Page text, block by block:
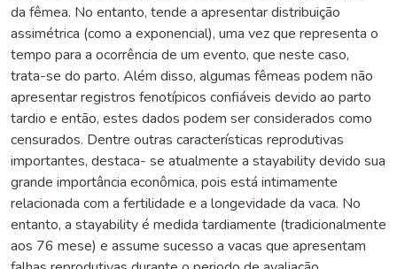
da fêmea. No entanto, tende a apresentar distribuição
assimétrica (como a exponencial), uma vez que representa o
tempo para a ocorrência de um evento, que neste caso,
trata-se do parto. Além disso, algumas fêmeas podem não
apresentar registros fenotípicos confiáveis devido ao parto
tardio e então, estes dados podem ser considerados como
censurados. Dentre outras características reprodutivas
importantes, destaca- se atualmente a stayability devido sua
grande importância econômica, pois está intimamente
relacionada com a fertilidade e a longevidade da vaca. No
entanto, a stayability é medida tardiamente (tradicionalmente
aos 76 mese) e assume sucesso a vacas que apresentam